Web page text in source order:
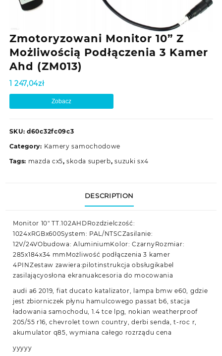
Zmotoryzowani Monitor 10” Z
Możliwością Podłączenia 3 Kamer
Ahd (ZM013)
1 247,04zł
Zobacz
SKU: d60c32fc09c3
Category: Kamery samochodowe
Tags: mazda cx5,skoda superb,suzuki sx4
DESCRIPTION
Monitor 10″ TT.102AHDRozdzielczość:
1024xRGBx600System: PAL/NTSCZasilanie:
12V/24VObudowa: AluminiumKolor: CzarnyRozmiar:
285x184x34 mmMożliwość podłączenia 3 kamer
4PINZestaw zawiera:pilotinstrukcja obsługikabel
zasilającyosłona ekranuakcesoria do mocowania
audi a6 2019, fiat ducato katalizator, lampa bmw e60, gdzie
jest zbiorniczek płynu hamulcowego passat b6, stacja
ładowania samochodu, 1.4 tce lpg, nokian weatherproof
205/55 r16, chevrolet town country, derbi senda, t-roc r,
akumulator q85, wymiana całego rozrządu cena
yyyyy